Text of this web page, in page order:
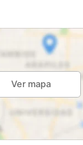
Ver mapa